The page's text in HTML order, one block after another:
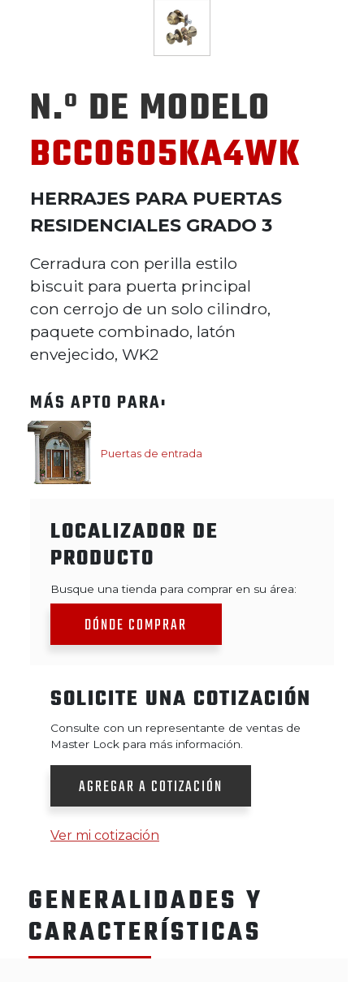
N.º DE MODELO
BCC0605KA4WK
HERRAJES PARA PUERTAS
RESIDENCIALES GRADO 3
Cerradura con perilla estilo
biscuit para puerta principal
con cerrojo de un solo cilindro,
paquete combinado, latón
envejecido, WK2
MÁS APTO PARA:
Puertas de entrada
LOCALIZADOR DE
PRODUCTO
Busque una tienda para comprar en su área:
DÓNDE COMPRAR
SOLICITE UNA COTIZACIÓN
Consulte con un representante de ventas de
Master Lock para más información.
AGREGAR A COTIZACIÓN
Ver mi cotización
GENERALIDADES Y
CARACTERÍSTICAS